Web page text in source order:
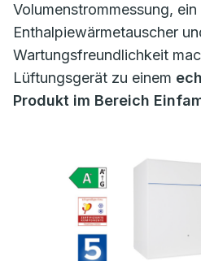
Volumenstrommessung,
Enthalpiewärmetauscher
Wartungsfreundlichkeit
Lüftungsgerät zu einem
Produkt im Bereich